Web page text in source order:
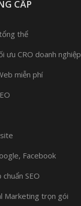
CẤP
thể
ưu CRO doanh nghiệp
miễn phí
Facebook
SEO
Marketing trọn gói